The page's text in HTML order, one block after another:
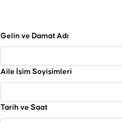
Gelin ve Damat Adı
Aile İsim Soyisimleri
Tarih ve Saat